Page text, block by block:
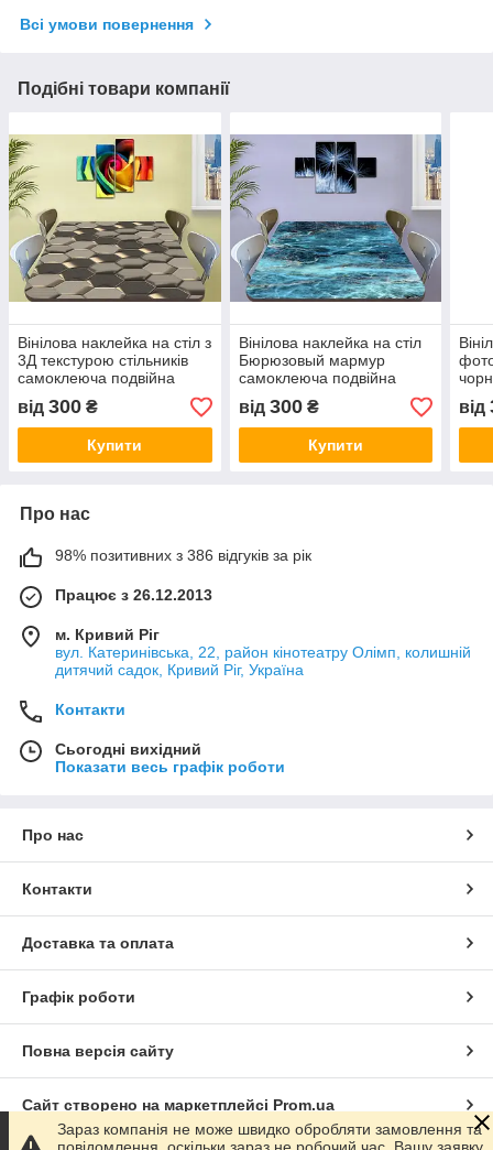
Всі умови повернення
Подібні товари компанії
Вінілова наклейка на стіл з
3Д текстурою стільників
самоклеюча подвійна
від 300 ₴
Купити
Вінілова наклейка на стіл
Бюрюзовый мармур
самоклеюча подвійна
плівка, камінь, блакитний
60 х 100 см
від 300₴
Купити
60
від
Про нас
98% позитивних з 386 відгуків за рік
Працює з 26.12.2013
м. Кривий Ріг
вул. Катеринівська, 22, район кінотеатру Олімп, колишній
дитячий садок, Кривий Ріг, Україна
Контакти
Сьогодні вихідний
Показати весь графік роботи
Про нас
Контакти
Доставка та оплата
Графік роботи
Повна версія сайту
Сайт створено на маркетплейсі Prom.ua
Зараз компанія не може швидко обробляти замовлення та